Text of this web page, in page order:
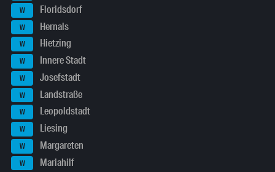
W Floridsdorf
W Hernals
W Hietzing
W Innere Stadt
W Josefstadt
W Landstraße
W Leopoldstadt
W Liesing
W Margareten
W Mariahilf